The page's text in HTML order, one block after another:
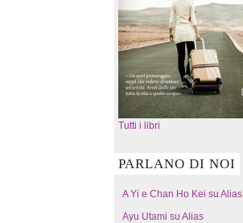
Tutti i libri
PARLANO DI NOI
A Yi e Chan Ho Kei su Alias
Ayu Utami su Alias